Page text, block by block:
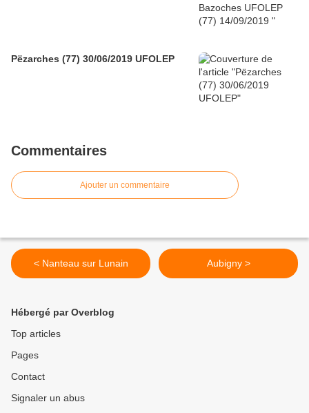
Pëzarches (77) 30/06/2019 UFOLEP
Commentaires
Ajouter un commentaire
< Nanteau sur Lunain Aubigny >
Hébergé par Overblog
Top articles
Pages
Contact
Signaler un abus